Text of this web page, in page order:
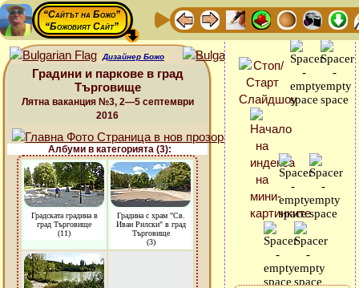
“Сайтът на Божо”
“Божовият Сайт”
Дизайнер Божо
Градини и паркове в град
Търговище
Лятна ваканция №3, 2—5 септември
2016
Албуми в категорията (3):
Градската градина в
град Търговище
(11)
Градина с храм "Св.
Иван Рилски" в град
Търговище
(3)